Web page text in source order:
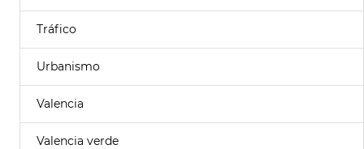
Tráfico
Urbanismo
Valencia
Valencia verde